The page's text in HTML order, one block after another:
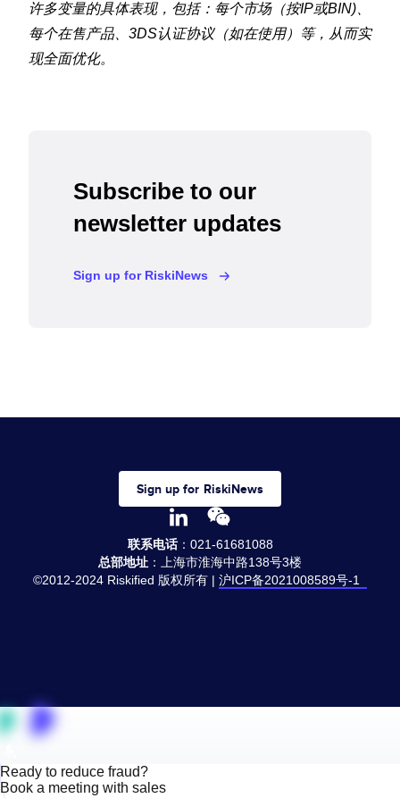
许多变量的具体表现，包括：每个市场（按IP或BIN)、
每个在售产品、3DS认证协议（如在使用）等，从而实
现全面优化。
Subscribe to our
newsletter updates
Sign up for RiskiNews
Sign up for RiskiNews
联系电话：021-61681088
总部地址 ：上海市淮海中路138号3楼
©2012-2024 Riskified 版权所有 | 沪ICP备2021008589号-1